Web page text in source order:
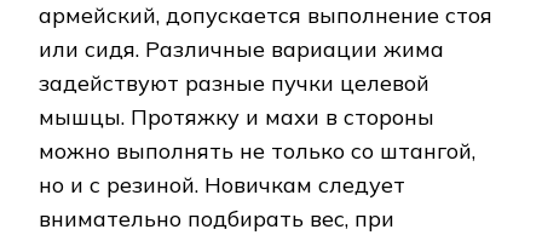
армейский, допускается выполнение стоя
или сидя. Различные вариации жима
задействуют разные пучки целевой
мышцы. Протяжку и махи в стороны
можно выполнять не только со штангой,
но и с резиной. Новичкам следует
внимательно подбирать вес, при